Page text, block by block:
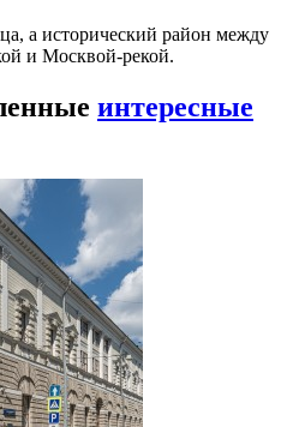
а исторический район между
и Москвой-рекой.
интересные